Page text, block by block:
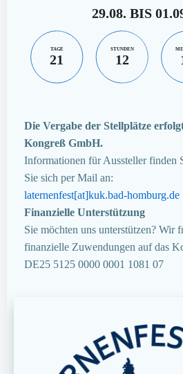
29.08. BIS
TAGE
21
STUNDEN
12
Die Vergabe der Stellplätze
Kongreß GmbH.
Informationen für Aussteller finden
Sie sich per Mail an:
laternenfest[at]kuk.bad-homburg.de
Finanzielle Unterstützung
Sie möchten uns unterstützen? Wir
finanzielle Zuwendungen auf das
DE25 5125 0000 0001 1081 07